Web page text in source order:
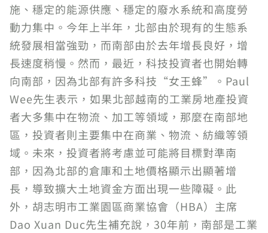
施、穩定的能源供應、穩定的廢水系統和高度勞
動力集中。今年上半年，北部由於現有的生態系
統發展相當強勁，而南部由於去年增長良好，增
長速度稍慢。然而，最近，科技投資者也開始轉
向南部，因為北部有許多科技“女王蜂”。Paul
Wee先生表示，如果北部越南的工業房地產投資
者大多集中在物流、加工等領域，那麼在南部地
區，投資者則主要集中在商業、物流、紡織等領
域。未來，投資者將考慮並可能將目標對準南
部，因為北部的倉庫和土地價格顯示出顯著增
長，導致擴大土地資金方面出現一些障礙。此
外，胡志明市工業園區商業協會（HBA）主席
Dao Xuan Duc先生補充說，30年前，南部是工業